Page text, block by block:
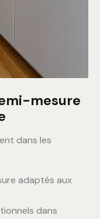
mesure
dans les
adaptés aux
dans